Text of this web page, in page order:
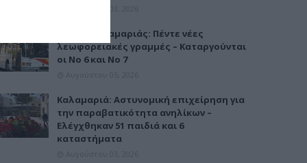
Μετρό Καλαμαριάς: Πέντε νέες
λεωφορειακές γραμμές – Καταργούνται
οι Νο 6 και Νο 7
Καλαμαριά: Αστυνομική επιχείρηση για
την παραβατικότητα ανηλίκων –
Ελέγχθηκαν 51 παιδιά και 6
καταστήματα